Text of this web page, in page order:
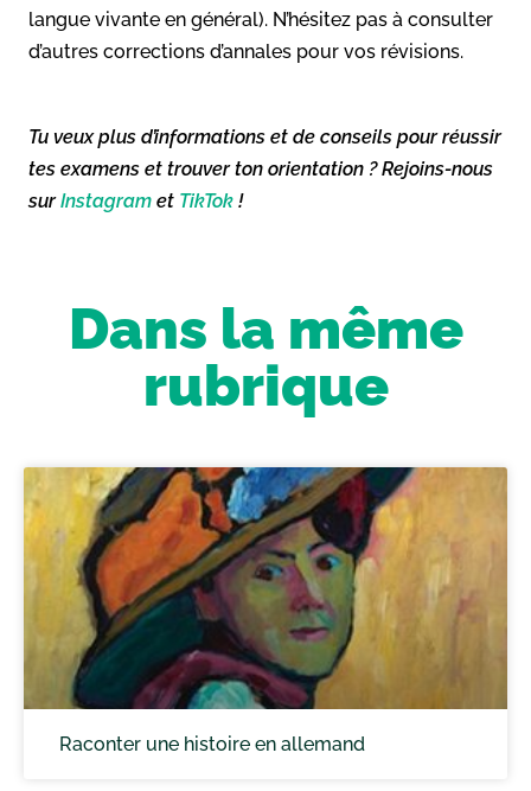
langue vivante en général). N’hésitez pas à consulter
d’autres corrections d’annales pour vos révisions.
Tu veux plus d’informations et de conseils pour réussir
tes examens et trouver ton orientation ? Rejoins-nous
surInstagram et TikTok !
Dans la même
rubrique
Raconter une histoire en allemand